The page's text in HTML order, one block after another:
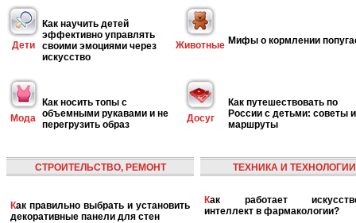
Дети
Как научить детей
эффективно управлять
своими эмоциями через
искусство
Животные Мифы о кормлении
Мода
Как носить топы с
объемными рукавами и не
перегрузить образ
Досуг
Как путешествовать по
России с детьми: советы и
маршруты
СТРОИТЕЛЬСТВО, РЕМОНТ
Как правильно выбрать и установить
декоративные панели для стен
ТЕХНИКА И ТЕХНОЛОГИИ
Как работает искусственный
интеллект в фармакологии?